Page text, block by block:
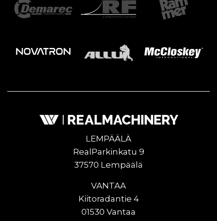
LEMPÄÄLÄ
RealParkinkatu 9
37570 Lempäälä
VANTAA
Kiitoradantie 4
01530 Vantaa